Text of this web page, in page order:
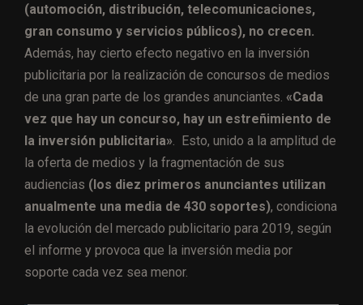
(automoción, distribución, telecomunicaciones,
gran consumo y servicios públicos), no crecen.
Además, hay cierto efecto negativo en la inversión
publicitaria por la realización de concursos de medios
de una gran parte de los grandes anunciantes. «Cada
vez que hay un concurso, hay un estreñimiento de
la inversión publicitaria» . Esto, unido a la amplitud de
la oferta de medios y la fragmentación de sus
audiencias (los diez primeros anunciantes utilizan
anualmente una media de 430 soportes), condiciona
la evolución del mercado publicitario para 2019, según
el informe y provoca que la inversión media por
soporte cada vez sea menor.